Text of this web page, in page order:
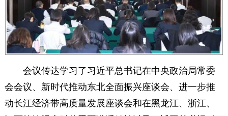
会议传达学习了习近平总书记在中央政治局常委
会会议、新时代推动东北全面振兴座谈会、进一步推
动长江经济带高质量发展座谈会和在黑龙江、浙江、